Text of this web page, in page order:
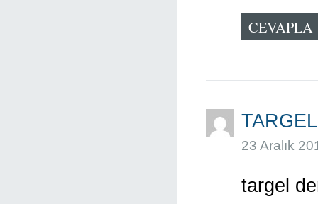
CEVAPLA
TARGEL
23 Aralık
targel